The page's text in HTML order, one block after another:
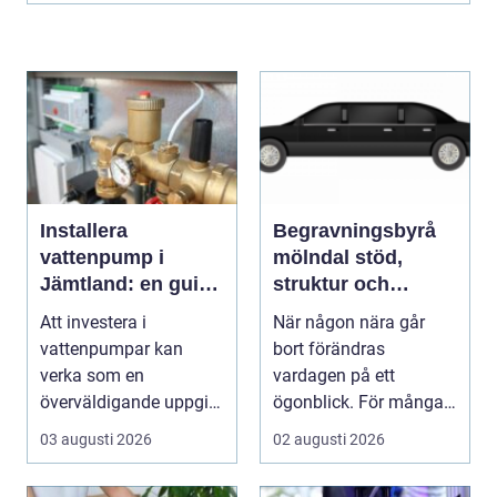
Installera
vattenpump i
Jämtland: en guide
till hållbara och
effektiva lösningar
Att investera i
vattenpumpar kan
verka som en
överväldigande uppgift,
speciellt om man bor...
03 augusti 2026
Begravningsbyrå
mölndal stöd,
struktur och
omtanke i en svår
tid
När någon nära går
bort förändras
vardagen på ett
ögonblick. För många i
Mölndal blir första
02 augusti 2026